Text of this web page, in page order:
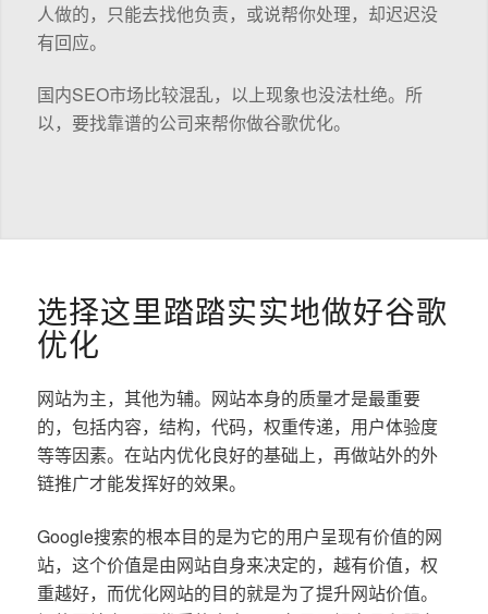
人做的，只能去找他负责，或说帮你处理，却迟迟没
有回应。
国内SEO市场比较混乱，以上现象也没法杜绝。所
以，要找靠谱的公司来帮你做谷歌优化。
选择这里踏踏实实地做好谷歌
优化
网站为主，其他为辅。网站本身的质量才是最重要
的，包括内容，结构，代码，权重传递，用户体验度
等等因素。在站内优化良好的基础上，再做站外的外
链推广才能发挥好的效果。
Google搜索的根本目的是为它的用户呈现有价值的网
站，这个价值是由网站自身来决定的，越有价值，权
重越好，而优化网站的目的就是为了提升网站价值。